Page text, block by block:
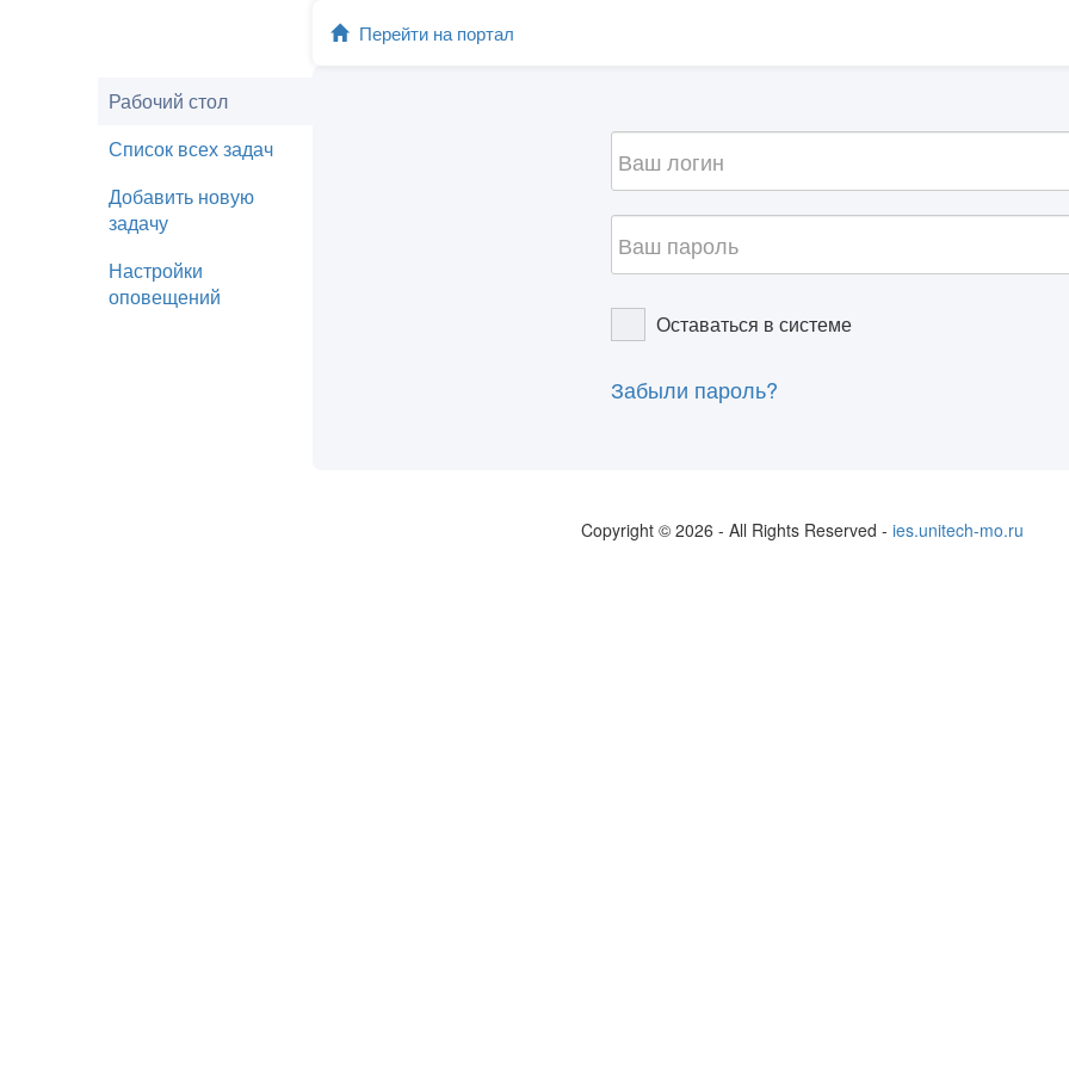
Перейти на портал
Рабочий стол
Список всех задач
Добавить новую
задачу
Настройки
оповещений
Оставаться в системе
Забыли пароль?
Copyright © 2026 - All Rights Reserved - ies.unitech-mo.ru